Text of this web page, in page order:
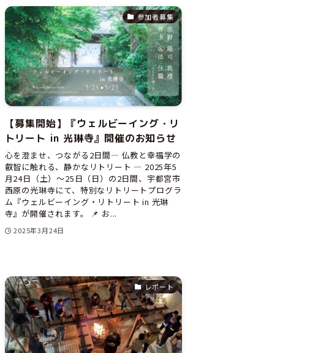
参加者募集
【募集開始】『ウェルビーイング・リ
トリート in 光琳寺』開催のお知らせ
心を澄ませ、つながる2日間― 仏教と幸福学の
叡智に触れる、静かなリトリート ― 2025年5
月24日（土）〜25日（日）の2日間、宇都宮市
西原の光琳寺にて、特別なリトリートプログラ
ム『ウェルビーイング・リトリート in 光琳
寺』が開催されます。 📌 お...
2025年3月24日
レポート